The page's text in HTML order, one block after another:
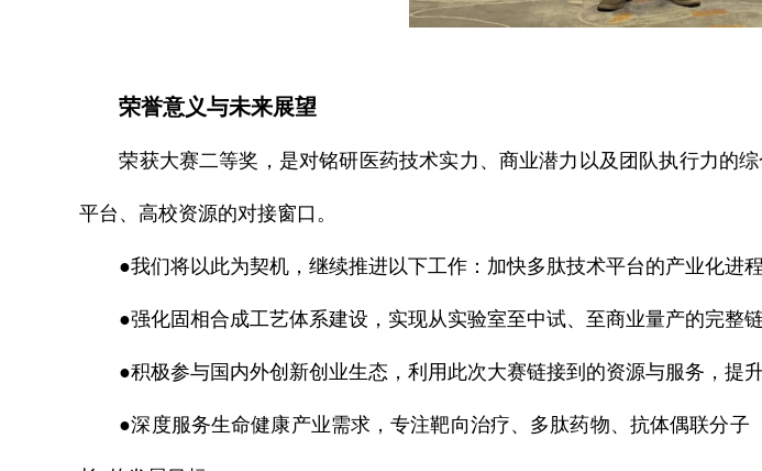
荣誉意义与未来展望
荣获大赛二等奖，是对铭研医药技术实力、商业潜力以及团队执行力的
平台、高校资源的对接窗口。
●我们将以此为契机，继续推进以下工作：加快多肽技术平台的产业化进程
●强化固相合成工艺体系建设，实现从实验室至中试、至商业量产的完整链
●积极参与国内外创新创业生态，利用此次大赛链接到的资源与服务，提升
●深度服务生命健康产业需求，专注靶向治疗、多肽药物、抗体偶联分子